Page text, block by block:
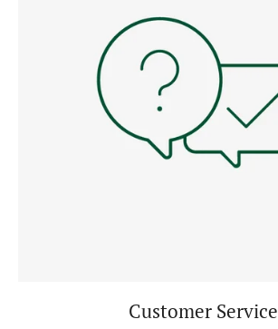
Customer Service